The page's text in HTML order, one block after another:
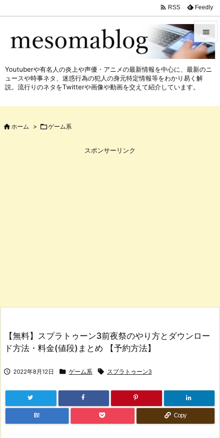



 RSS Feedly
Youtuberや有名人の炎上や声優・アニメの最新情報を中心に、最新のニ
ュースや時事ネタ、迷惑行為の犯人の身元特定情報等をわかり易く解
説。流行りのネタをTwitterや画像や動画を交えて紹介しています。
 ホーム > ゲーム系
スポンサーリンク
【無料】スプラトゥーン3前夜祭のやり方とダウンロー
ド方法・料金(値段)まとめ 【予約方法】
 2022年8月12日  ゲーム系  スプラトゥーン3
B! Copy